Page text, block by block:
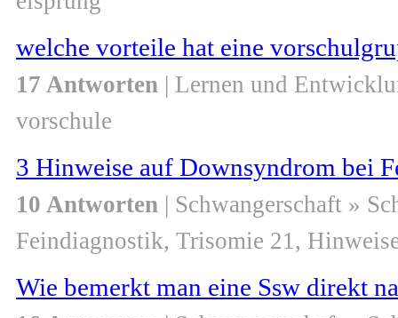
welche vorteile hat eine
17 Antworten | Lernen und
vorschule
3 Hinweise auf Downsyndrom bei
10 Antworten | Schwangerschaft »
Feindiagnostik, Trisomie 21,
Wie bemerkt man eine Ssw direkt